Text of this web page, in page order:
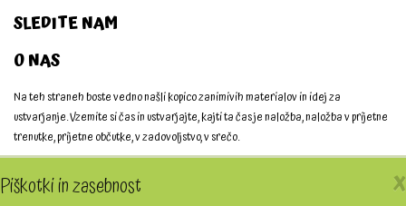
SLEDITE NAM
O NAS
Na teh straneh boste vedno našli kopico zanimivih materialov in idej za
ustvarjanje. Vzemite si čas in ustvarjajte, kajti ta čas je naložba, naložba v prijetne
trenutke, prijetne občutke, v zadovoljstvo, v srečo.
Ustvarjajmo skupaj! X
Piškotki in zasebnost